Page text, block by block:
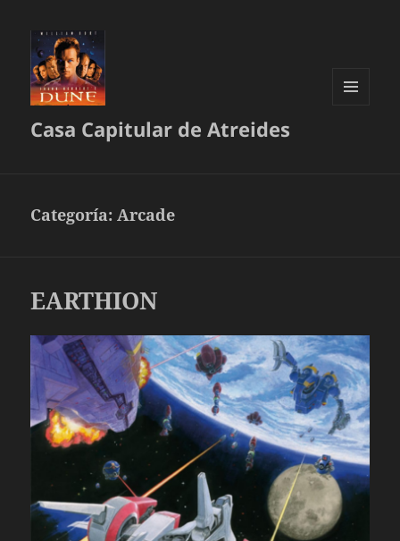
Casa Capitular de Atreides
Categoría:Arcade
EARTHION